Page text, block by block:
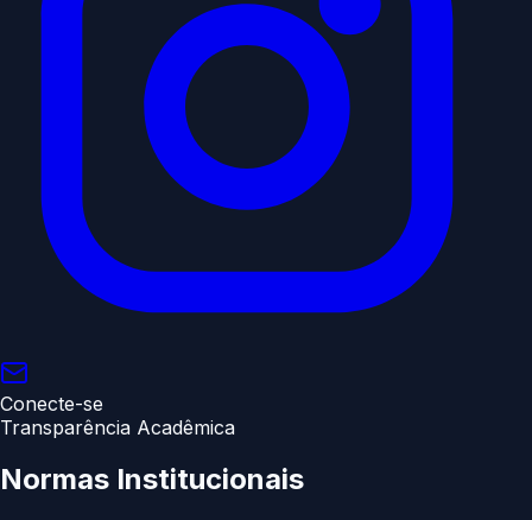
Conecte-se
Transparência Acadêmica
Normas Institucionais